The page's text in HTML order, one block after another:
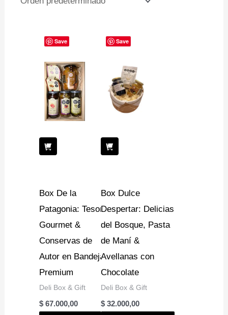
Save
Box De la
Patagonia: Tesoros
Gourmet &
Conservas de
Autor en Bandeja
Premium
Deli Box & Gift
$ 67.000,00
Save
Box Dulce
Despertar: Delicias
del Bosque, Pasta
de Maní &
Avellanas con
Chocolate
Deli Box & Gift
$ 32.000,00